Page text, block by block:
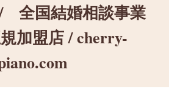
全国結婚相談事業
加盟店 / cherry-